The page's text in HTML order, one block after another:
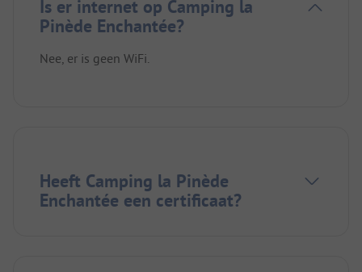
Is er internet op Camping la
Pinède Enchantée?
Nee, er is geen WiFi.
Heeft Camping la Pinède
Enchantée een certificaat?